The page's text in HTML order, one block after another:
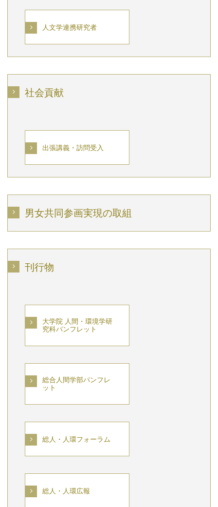
人文学連携研究者
社会貢献
出張講義・訪問受入
男女共同参画実現の取組
刊行物
大学院 人間・環境学研
究科パンフレット
総合人間学部パンフレ
ット
総人・人環フォーラム
総人・人環広報